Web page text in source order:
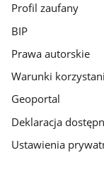
Profil zaufany
BIP
Prawa autorskie
Warunki
Geoportal
Deklaracja
Ustawienia